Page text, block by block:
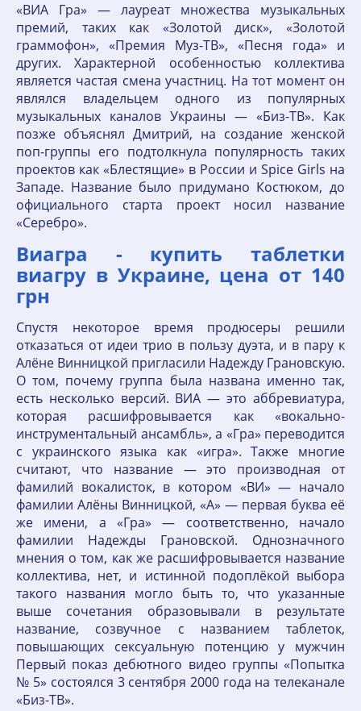
«ВИА Гра» — лауреат множества музыкальных
премий, таких как «Золотой диск», «Золотой
граммофон», «Премия Муз-ТВ», «Песня года» и
других. Характерной особенностью коллектива
является частая смена участниц. На тот момент он
являлся владельцем одного из популярных
музыкальных каналов Украины — «Биз-ТВ». Как
позже объяснял Дмитрий, на создание женской
поп-группы его подтолкнула популярность таких
проектов как «Блестящие» в России и Spice Girls на
Западе. Название было придумано Костюком, до
официального старта проект носил название
«Серебро».
Виагра - купить таблетки
виагру в Украине, цена от 140
грн
Спустя некоторое время продюсеры решили
отказаться от идеи трио в пользу дуэта, и в пару к
Алёне Винницкой пригласили Надежду Грановскую.
О том, почему группа была названа именно так,
есть несколько версий. ВИА — это аббревиатура,
которая расшифровывается как «вокально-
инструментальный ансамбль», а «Гра» переводится
с украинского языка как «игра». Также многие
считают, что название — это производная от
фамилий вокалисток, в котором «ВИ» — начало
фамилии Алёны Винницкой, «А» — первая буква её
же имени, а «Гра» — соответственно, начало
фамилии Надежды Грановской. Однозначного
мнения о том, как же расшифровывается название
коллектива, нет, и истинной подоплёкой выбора
такого названия могло быть то, что указанные
выше сочетания образовывали в результате
название, созвучное с названием таблеток,
повышающих сексуальную потенцию у мужчин
Первый показ дебютного видео группы «Попытка
№ 5» состоялся 3 сентября 2000 года на телеканале
«Биз-ТВ».